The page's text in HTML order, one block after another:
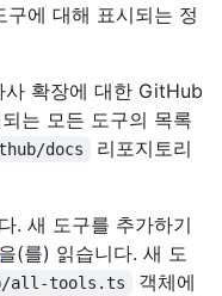
에 대해 표시되는 정
확장에 대한 GitHub
는 모든 도구의 목록
docs
리포지토리
. 새 도구를 추가하기
을(를) 읽습니다. 새 도
all-tools.ts
객체에